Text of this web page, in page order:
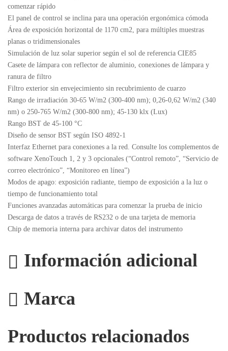
comenzar rápido
El panel de control se inclina para una operación ergonómica cómoda
Área de exposición horizontal de 1170 cm2, para múltiples muestras
planas o tridimensionales
Simulación de luz solar superior según el sol de referencia CIE85
Casete de lámpara con reflector de aluminio, conexiones de lámpara y
ranura de filtro
Filtro exterior sin envejecimiento sin recubrimiento de cuarzo
Rango de irradiación 30-65 W/m2 (300-400 nm); 0,26-0,62 W/m2 (340
nm) o 250-765 W/m2 (300-800 nm); 45-130 klx (Lux)
Rango BST de 45-100 °C
Diseño de sensor BST según ISO 4892-1
Interfaz Ethernet para conexiones a la red. Consulte los complementos de
software XenoTouch 1, 2 y 3 opcionales (“Control remoto”, “Servicio de
correo electrónico”, “Monitoreo en línea”)
Modos de apago: exposición radiante, tiempo de exposición a la luz o
tiempo de funcionamiento total
Funciones avanzadas automáticas para comenzar la prueba de inicio
Descarga de datos a través de RS232 o de una tarjeta de memoria
Chip de memoria interna para archivar datos del instrumento
Información adicional
Marca
Productos relacionados